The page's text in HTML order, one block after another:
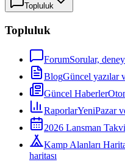
Topluluk
Topluluk
ForumSorular,
BlogGüncel yazılar
Güncel Haberler
RaporlarYeniPazar
2026 Lansman
Kamp Alanları
haritası